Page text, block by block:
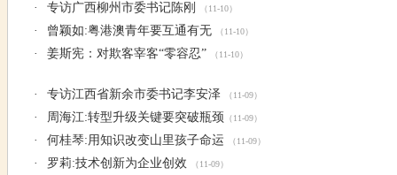
· 专访广西柳州市委书记陈刚 （11-10）
· 曾颖如:粤港澳青年要互通有无 （11-10）
· 姜斯宪：对欺客宰客“零容忍” （11-10）
· 专访江西省新余市委书记李安泽 （11-09）
· 周海江:转型升级关键要突破瓶颈 （11-09）
· 何桂琴:用知识改变山里孩子命运 （11-09）
· 罗莉:技术创新为企业创效 （11-09）